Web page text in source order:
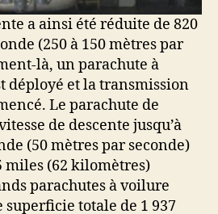
a ainsi été réduite de 820
(250 à 150 mètres par
là, un parachute à
déployé et la transmission
Le parachute de
de descente jusqu’à
(50 mètres par seconde)
miles (62 kilomètres)
parachutes à voilure
superficie totale de 1 937